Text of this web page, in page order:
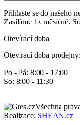
Přihlaste se do našeho
Zasíláme 1x měsíčně.
Otevírací doba
Otevírací doba prodejny:
Po - Pá: 8:00 - 17:00
So: 8:00 - 11:30
Všechna
Realizace: SHEAN.cz